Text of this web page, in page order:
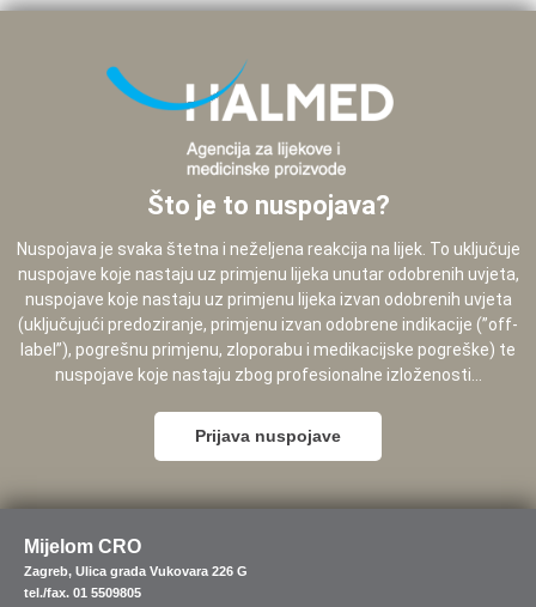
Što je to nuspojava?
Nuspojava je svaka štetna i neželjena reakcija na lijek. To uključuje
nuspojave koje nastaju uz primjenu lijeka unutar odobrenih uvjeta,
nuspojave koje nastaju uz primjenu lijeka izvan odobrenih uvjeta
(uključujući predoziranje, primjenu izvan odobrene indikacije (”off-
label”), pogrešnu primjenu, zloporabu i medikacijske pogreške) te
nuspojave koje nastaju zbog profesionalne izloženosti...
Prijava nuspojave
Mijelom CRO
Zagreb, Ulica grada Vukovara 226 G
tel./fax. 01 5509805